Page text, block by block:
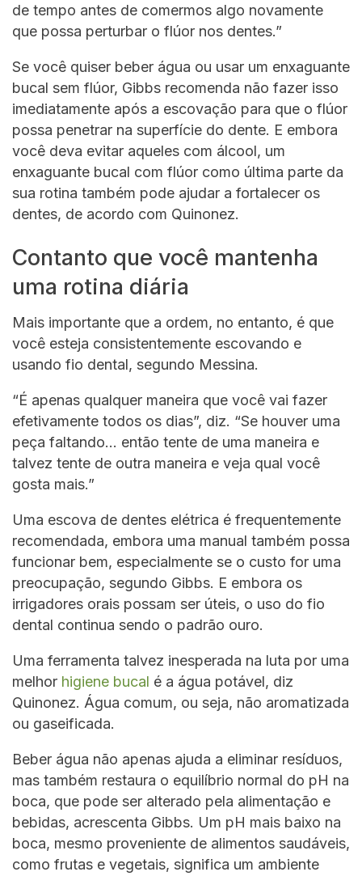
de tempo antes de comermos algo novamente
que possa perturbar o flúor nos dentes.”
Se você quiser beber água ou usar um enxaguante
bucal sem flúor, Gibbs recomenda não fazer isso
imediatamente após a escovação para que o flúor
possa penetrar na superfície do dente. E embora
você deva evitar aqueles com álcool, um
enxaguante bucal com flúor como última parte da
sua rotina também pode ajudar a fortalecer os
dentes, de acordo com Quinonez.
Contanto que você mantenha
uma rotina diária
Mais importante que a ordem, no entanto, é que
você esteja consistentemente escovando e
usando fio dental, segundo Messina.
“É apenas qualquer maneira que você vai fazer
efetivamente todos os dias”, diz. “Se houver uma
peça faltando… então tente de uma maneira e
talvez tente de outra maneira e veja qual você
gosta mais.”
Uma escova de dentes elétrica é frequentemente
recomendada, embora uma manual também possa
funcionar bem, especialmente se o custo for uma
preocupação, segundo Gibbs. E embora os
irrigadores orais possam ser úteis, o uso do fio
dental continua sendo o padrão ouro.
Uma ferramenta talvez inesperada na luta por uma
melhor higiene bucal é a água potável, diz
Quinonez. Água comum, ou seja, não aromatizada
ou gaseificada.
Beber água não apenas ajuda a eliminar resíduos,
mas também restaura o equilíbrio normal do pH na
boca, que pode ser alterado pela alimentação e
bebidas, acrescenta Gibbs. Um pH mais baixo na
boca, mesmo proveniente de alimentos saudáveis,
como frutas e vegetais, significa um ambiente